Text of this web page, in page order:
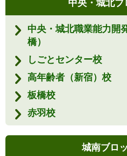
中央・城北ブ
中央・城北職業能力開
橋）
しごとセンター校
高年齢者（新宿）校
板橋校
赤羽校
城南ブロ